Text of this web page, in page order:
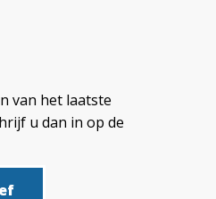
van het laatste
u dan in op de